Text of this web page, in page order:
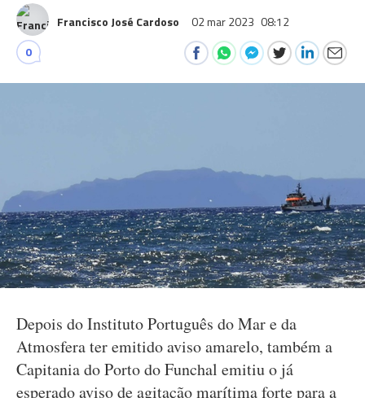
Francisco José Cardoso 02 mar 2023 08:12
0
Depois do Instituto Português do Mar e da
Atmosfera ter emitido aviso amarelo, também a
Capitania do Porto do Funchal emitiu o já
esperado aviso de agitação marítima forte para a